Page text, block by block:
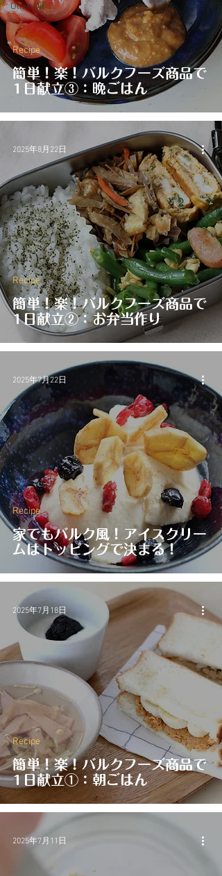
Olive Oil
簡単！楽！バルクフーズ商品で
1日献立③：晩ごはん
Recipe
簡単！楽！バルクフーズ商品で
1日献立②：お弁当作り
Recipe
2025年8月22日
家でもバルク風！アイスクリー
ムはトッピングで決まる！
Recipe
2025年7月22日
簡単！楽！バルクフーズ商品で
1日献立①：朝ごはん
Recipe
2025年7月18日
2025年7月11日